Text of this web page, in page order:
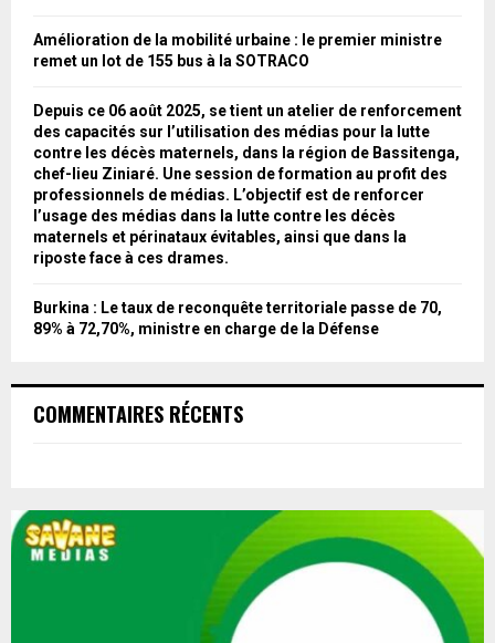
Amélioration de la mobilité urbaine : le premier ministre
remet un lot de 155 bus à la SOTRACO
Depuis ce 06 août 2025, se tient un atelier de renforcement
des capacités sur l’utilisation des médias pour la lutte
contre les décès maternels, dans la région de Bassitenga,
chef-lieu Ziniaré. Une session de formation au profit des
professionnels de médias. L’objectif est de renforcer
l’usage des médias dans la lutte contre les décès
maternels et périnataux évitables, ainsi que dans la
riposte face à ces drames.
Burkina : Le taux de reconquête territoriale passe de 70,
89% à 72,70%, ministre en charge de la Défense
COMMENTAIRES RÉCENTS